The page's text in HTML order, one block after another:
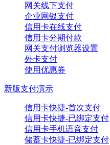
网关线下支付
企业网银支付
信用卡在线支付
信用卡分期付款
网关支付浏览器设置
外卡支付
使用优惠券
新版支付演示
信用卡快捷-首次支付
信用卡快捷-已绑定支付
信用卡手机语音支付
储蓄卡快捷-已绑定支付